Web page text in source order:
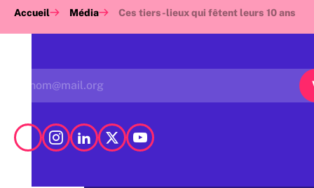
Accueil Média Ces tiers-lieux qui fêtent leurs 10 ans